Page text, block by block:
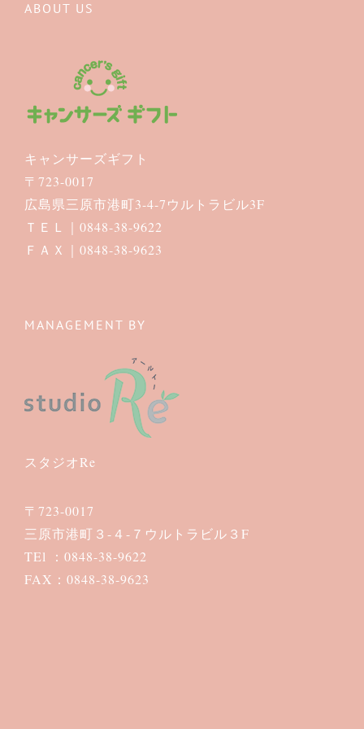
ABOUT US
キャンサーズギフト
〒723-0017
広島県三原市港町3-4-7ウルトラビル3F
ＴＥＬ｜0848-38-9622
ＦＡＸ｜0848-38-9623
MANAGEMENT BY
スタジオRe
〒723-0017
三原市港町３-４-７ウルトラビル３F
TEl ：0848-38-9622
FAX：0848-38-9623